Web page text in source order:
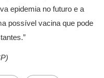
epidemia no futuro e a
possível vacina que pode